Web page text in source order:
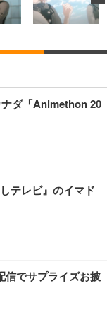
宅ワーク H-WY01
スクチェア メッシ
ック
ェア 疲れない テレ
30度ロッキング機
跳ね上げ式アーム
ーミング/勉強/事
ラック)
ェア 疲れない テレ
30度ロッキング機
跳ね上げ式アーム
ホワイト)
チェア 肘なし メ
き 腰サポート ガ
ター付き コンパク
ニター | FlexScan
DualSense 充電
インチ 液晶モニタ
沢 HDMI/DisplayP
スイベル VESA対
GRAPHT THE S
ゲーミン
量子ドット 残
厚型 ワイド 42枚
トブルー)
中型犬用 26枚入
) 【Amazon.co.jp
ヤマ ペットシーツ
1) (ケース販売)
定】
ダ「Animethon 20
テレビ』のイマド
信でサプライズお披